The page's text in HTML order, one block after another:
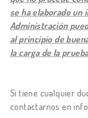
se ha elaborado un
Administración
al principio de
la carga de la
Si tiene cualquier
contactarnos en